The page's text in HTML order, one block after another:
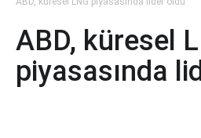
ABD, küresel
piyasasında